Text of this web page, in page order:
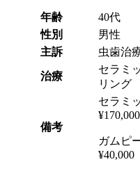
年齢
40代
性別
男性
主訴
虫歯治
治療
セラミ
リング
備考
セラミ
¥170,000
ガムピ
¥40,000